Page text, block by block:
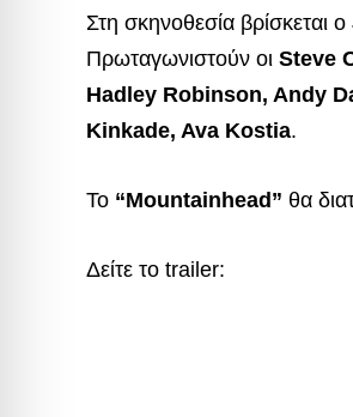
Στη σκηνοθεσία βρίσκεται ο
Πρωταγωνιστούν οι Steve
Hadley Robinson, Andy
Kinkade, Ava Kostia.
Το “Mountainhead” θα
Δείτε το trailer: